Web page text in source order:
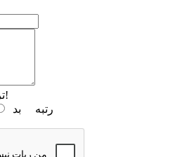
HTML ترجمه نمی شود!
رتبه بد